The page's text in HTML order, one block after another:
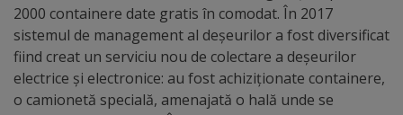
tarife
Înscrierea
2000 containere date gratis în comodat. În 2017
sistemul de management al deșeurilor a fost diversificat
fiind creat un serviciu nou de colectare a deșeurilor
electrice și electronice: au fost achiziționate containere,
o camionetă specială, amenajată o hală unde se